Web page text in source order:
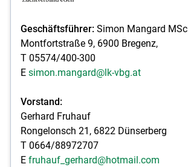
Geschäftsführer:Simon Mangard MSc
Montfortstraße 9, 6900 Bregenz,
T 05574/400-300
E simon.mangard@lk-vbg.at
Vorstand:
Gerhard Fruhauf
Rongelonsch 21, 6822 Dünserberg
T 0664/88972707
E fruhauf_gerhard@hotmail.com